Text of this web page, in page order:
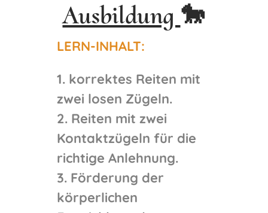
Ausbildung 🐎
LERN-INHALT:
1. korrektes Reiten mit
zwei losen Zügeln.
2. Reiten mit zwei
Kontaktzügeln für die
richtige Anlehnung.
3. Förderung der
körperlichen